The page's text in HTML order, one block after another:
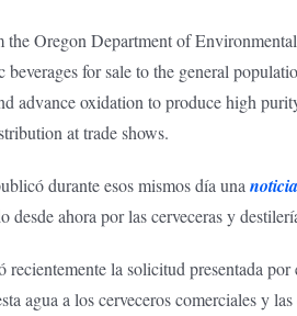
the Oregon Department of
for sale to the general
advance oxidation to produce high
at trade shows.
durante esos mismos día una
ahora por las cerveceras y
recientemente la solicitud presentada
agua a los cerveceros comerciales y